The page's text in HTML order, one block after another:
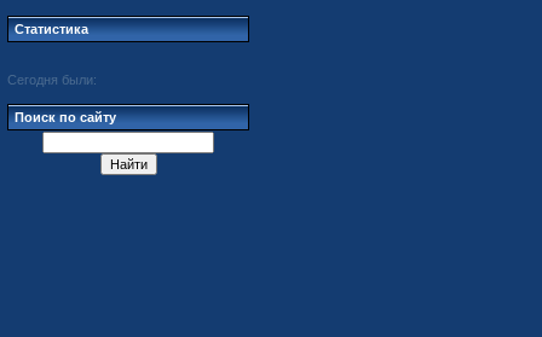
Статистика
Сегодня были:
Поиск по сайту